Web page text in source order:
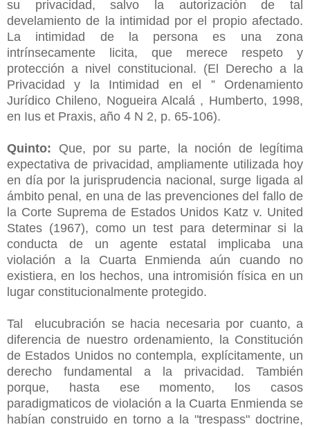
su privacidad, salvo la autorización de tal
develamiento de la intimidad por el propio afectado.
La intimidad de la persona es una zona
intrínsecamente licita, que merece respeto y
protección a nivel constitucional. (El Derecho a la
Privacidad y la Intimidad en el ” Ordenamiento
Jurídico Chileno, Nogueira Alcalá , Humberto, 1998,
en Ius et Praxis, año 4 N 2, p. 65-106).
Quinto: Que, por su parte, la noción de legítima
expectativa de privacidad, ampliamente utilizada hoy
en día por la jurisprudencia nacional, surge ligada al
ámbito penal, en una de las prevenciones del fallo de
la Corte Suprema de Estados Unidos Katz v. United
States (1967), como un test para determinar si la
conducta de un agente estatal implicaba una
violación a la Cuarta Enmienda aún cuando no
existiera, en los hechos, una intromisión física en un
lugar constitucionalmente protegido.
Tal elucubración se hacia necesaria por cuanto, a
diferencia de nuestro ordenamiento, la Constitución
de Estados Unidos no contempla, explícitamente, un
derecho fundamental a la privacidad. También
porque, hasta ese momento, los casos
paradigmaticos de violación a la Cuarta Enmienda se
habían construido en torno a la "trespass" doctrine,